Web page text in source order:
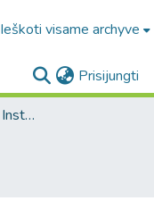
Ieškoti visame archyve
Prisijungti
5.3. Institucijų rinkiniai / Institutional collections